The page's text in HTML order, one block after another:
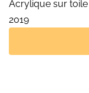
Acrylique sur toile
2019